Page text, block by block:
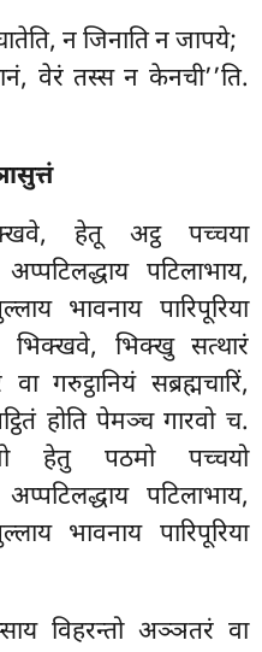
न जिनाति न जापये;
वेरं तस्स न केनची’’ति.
हेतू अट्ठ पच्चया
पटिलाभाय,
भावनाय पारिपूरिया
भिक्खवे, भिक्खु सत्थारं
गरुट्ठानियं सब्रह्मचारिं,
होति पेमञ्च गारवो च.
हेतु पठमो पच्चयो
पटिलाभाय,
भावनाय पारिपूरिया
विहरन्तो अञ्ञतरं वा